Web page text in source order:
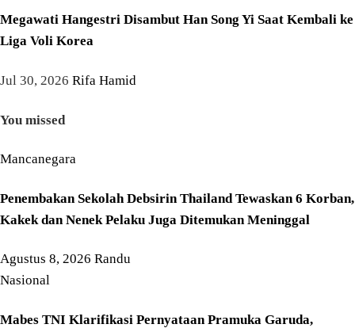
Megawati Hangestri Disambut Han Song Yi Saat Kembali ke
Liga Voli Korea
Jul 30, 2026 Rifa Hamid
You missed
Mancanegara
Penembakan Sekolah Debsirin Thailand Tewaskan 6 Korban,
Kakek dan Nenek Pelaku Juga Ditemukan Meninggal
Agustus 8, 2026 Randu
Nasional
Mabes TNI Klarifikasi Pernyataan Pramuka Garuda,